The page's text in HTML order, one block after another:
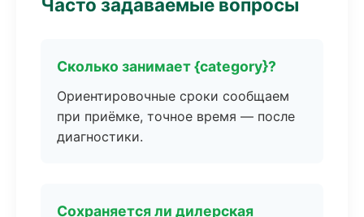
Часто задаваемые вопросы
Сколько занимает {category}?
Ориентировочные сроки сообщаем
при приёмке, точное время — после
диагностики.
Сохраняется ли дилерская